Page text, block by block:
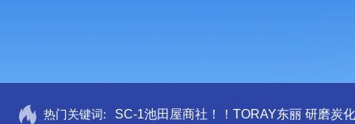
热门关键词: SC-1池田屋商社！！TORAY东丽 研磨炭